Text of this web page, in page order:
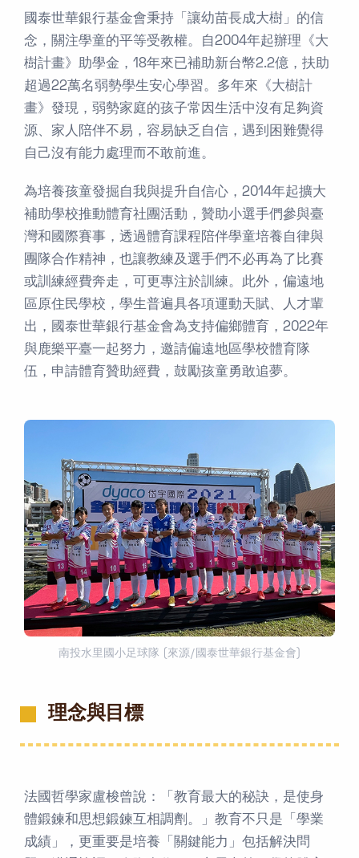
國泰世華銀行基金會秉持「讓幼苗長成大樹」的信
念，關注學童的平等受教權。自2004年起辦理《大
樹計畫》助學金，18年來已補助新台幣2.2億，扶助
超過22萬名弱勢學生安心學習。多年來《大樹計
畫》發現，弱勢家庭的孩子常因生活中沒有足夠資
源、家人陪伴不易，容易缺乏自信，遇到困難覺得
自己沒有能力處理而不敢前進。
為培養孩童發掘自我與提升自信心，2014年起擴大
補助學校推動體育社團活動，贊助小選手們參與臺
灣和國際賽事，透過體育課程陪伴學童培養自律與
團隊合作精神，也讓教練及選手們不必再為了比賽
或訓練經費奔走，可更專注於訓練。此外，偏遠地
區原住民學校，學生普遍具各項運動天賦、人才輩
出，國泰世華銀行基金會為支持偏鄉體育，2022年
與鹿樂平臺一起努力，邀請偏遠地區學校體育隊
伍，申請體育贊助經費，鼓勵孩童勇敢追夢。
南投水里國小足球隊 (來源/國泰世華銀行基金會)
理念與目標
法國哲學家盧梭曾說：「教育最大的秘訣，是使身
體鍛鍊和思想鍛鍊互相調劑。」教育不只是「學業
成績」，更重要是培養「關鍵能力」包括解決問